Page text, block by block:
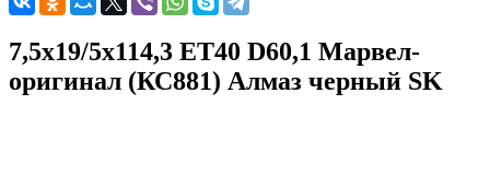
7,5x19/5x114,3 ET40 D60,1 Марвел-
оригинал (КС881) Алмаз черный SK